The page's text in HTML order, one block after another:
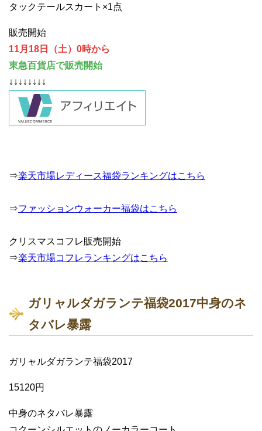
タックテールスカート×1点
販売開始
11月18日（土）0時から
東急百貨店で販売開始
↓↓↓↓↓↓↓↓
⇒楽天市場レディース福袋ランキングはこちら
⇒ファッションウォーカー福袋はこちら
クリスマスコフレ販売開始
⇒楽天市場コフレランキングはこちら
ガリャルダガランテ福袋2017中身のネ
タバレ暴露
ガリャルダガランテ福袋2017
15120円
中身のネタバレ暴露